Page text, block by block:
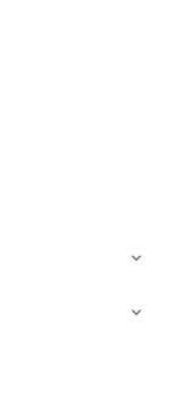

